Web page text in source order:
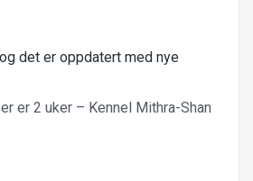
det er oppdatert med nye
er 2 uker – Kennel Mithra-Shan